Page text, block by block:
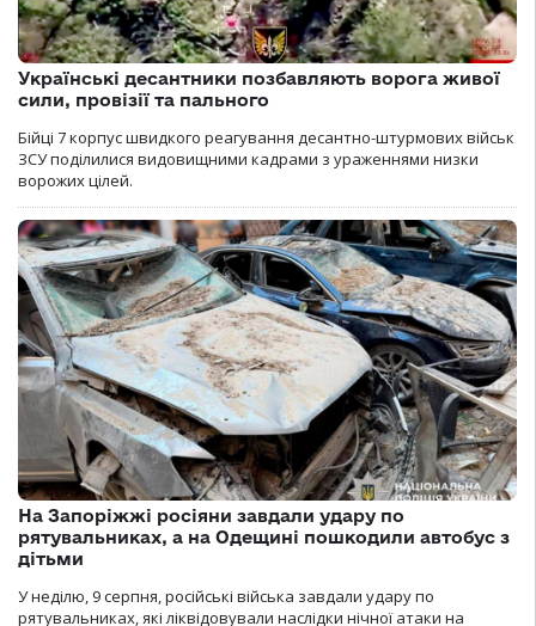
Українські десантники позбавляють ворога живої
сили, провізії та пального
Бійці 7 корпус швидкого реагування десантно-штурмових військ
ЗСУ поділилися видовищними кадрами з ураженнями низки
ворожих цілей.
На Запоріжжі росіяни завдали удару по
рятувальниках, а на Одещині пошкодили автобус з
дітьми
У неділю, 9 серпня, російські війська завдали удару по
рятувальниках, які ліквідовували наслідки нічної атаки на